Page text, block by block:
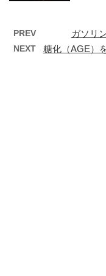
PREV ガソリ
NEXT
糖化（AGE）